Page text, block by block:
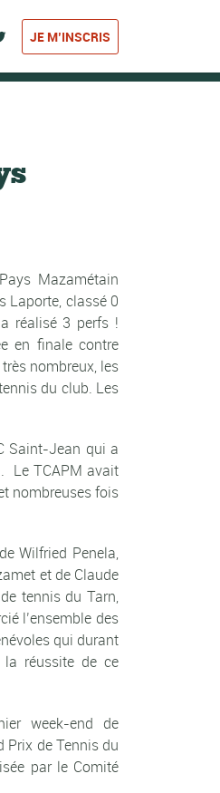
JE M’INSCRIS
Mazamétain
Laporte, classé 0
réalisé 3 perfs !
en finale contre
nombreux, les
du club. Les
Saint-Jean qui a
Le TCAPM avait
nombreuses fois
Wilfried Penela,
et de Claude
tennis du Tarn,
l’ensemble des
qui durant
réussite de ce
week-end de
Prix de Tennis du
par le Comité